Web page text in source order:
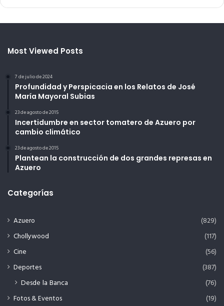
Most Viewed Posts
7 de julio de 2024
Profundidad y Perspicacia en los Relatos de José
María Mayoral Subias
23 de agosto de 2015
Incertidumbre en sector tomatero de Azuero por
cambio climático
23 de agosto de 2015
Plantean la construcción de dos grandes represas en
Azuero
Categorías
Azuero
(829)
Chollywood
(117)
Cine
(56)
Deportes
(387)
Desde la Banca (76)
Fotos & Eventos
(19)